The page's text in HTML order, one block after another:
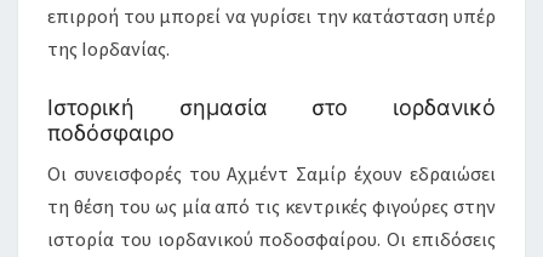
επιρροή του μπορεί να γυρίσει την κατάσταση υπέρ
της Ιορδανίας.
Ιστορική σημασία στο ιορδανικό
ποδόσφαιρο
Οι συνεισφορές του Αχμέντ Σαμίρ έχουν εδραιώσει
τη θέση του ως μία από τις κεντρικές φιγούρες στην
ιστορία του ιορδανικού ποδοσφαίρου. Οι επιδόσεις